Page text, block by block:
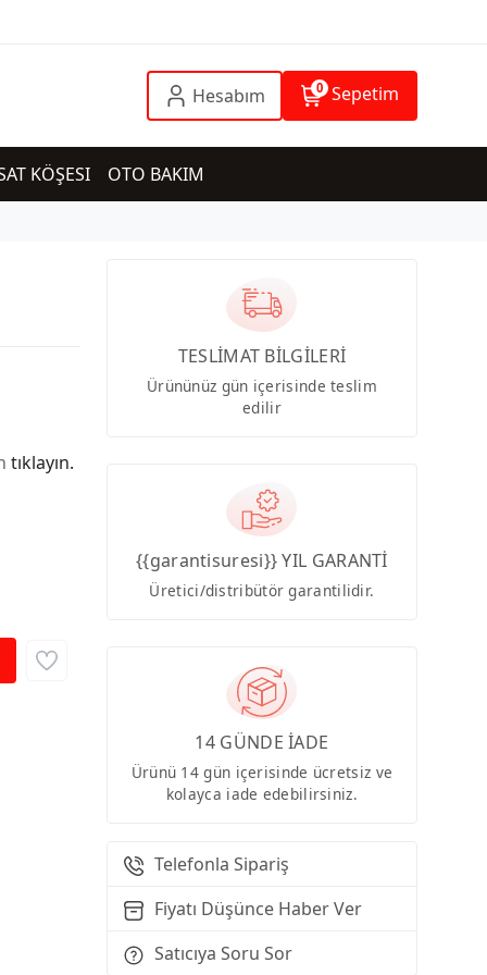
Hesabım 0 Sepetim
KÖŞESI OTO BAKIM
tıklayın.
TESLİMAT BİLGİLERİ
Ürününüz gün içerisinde teslim
edilir
{{garantisuresi}} YIL GARANTİ
Üretici/distribütör garantilidir.
14 GÜNDE İADE
Ürünü 14 gün içerisinde ücretsiz ve
kolayca iade edebilirsiniz.
Telefonla Sipariş
Fiyatı Düşünce Haber Ver
Satıcıya Soru Sor